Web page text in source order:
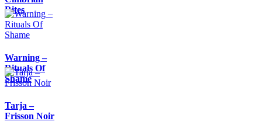
Rites
Warning –
Rituals Of
Shame
Tarja –
Frisson Noir